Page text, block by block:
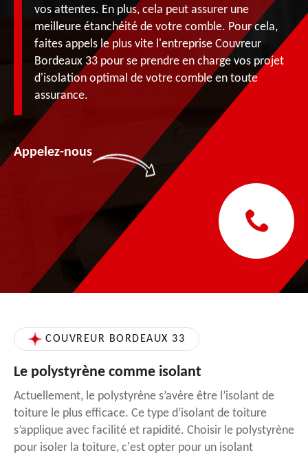
vos attentes. En plus, cela peut assurer une
meilleure étanchéité de votre comble. Pour cela,
faites appels le plus vite l'entreprise Couvreur
Bordeaux 33 pour se prendre en charge vos projet
d'isolation optimal de votre comble en toute
assurance.
Appelez-nous
COUVREUR BORDEAUX 33
Le polystyrène comme isolant
Actuellement, le polystyrène s’avère être l’isolant de
toiture le plus efficace. Ce type d’isolant de toiture
s’applique avec facilité et rapidité. Choisir le polystyrène
pour isoler la toiture, c'est opter pour un isolant